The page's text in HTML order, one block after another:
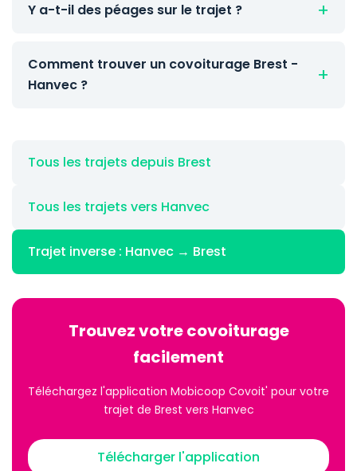
Y a-t-il des péages sur le trajet ?
Comment trouver un covoiturage Brest -
Hanvec ?
Tous les trajets depuis Brest
Tous les trajets vers Hanvec
Trajet inverse : Hanvec → Brest
Trouvez votre covoiturage
facilement
Téléchargez l'application Mobicoop Covoit' pour votre
trajet de Brest vers Hanvec
Télécharger l'application